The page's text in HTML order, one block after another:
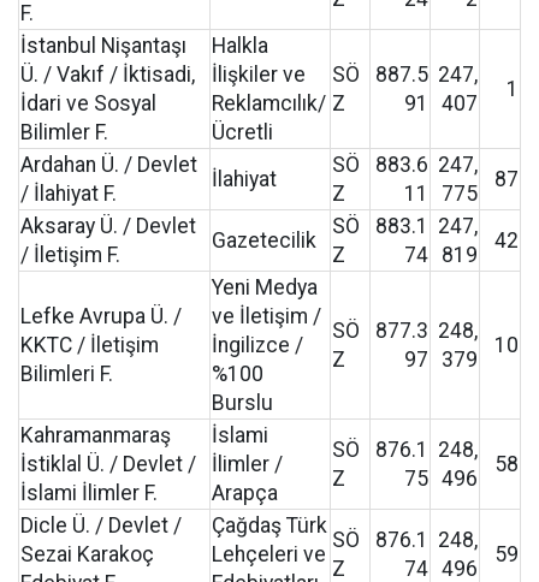
F.
İstanbul Nişantaşı
Ü. / Vakıf / İktisadi,
İdari ve Sosyal
Bilimler F.
Halkla
İlişkiler ve
Reklamcılık/
Ücretli
SÖ
Z
887.5
91
247,
407
1
Ardahan Ü. / Devlet
/ İlahiyat F.
İlahiyat
SÖ
Z
883.6
11
247,
775
87
Aksaray Ü. / Devlet
/ İletişim F.
Gazetecilik
SÖ
Z
883.1
74
247,
819
42
Lefke Avrupa Ü. /
KKTC / İletişim
Bilimleri F.
Yeni Medya
ve İletişim /
İngilizce /
%100
Burslu
SÖ
Z
877.3
97
248,
379
10
Kahramanmaraş
İstiklal Ü. / Devlet /
İslami İlimler F.
İslami
İlimler /
Arapça
SÖ
Z
876.1
75
248,
496
58
Dicle Ü. / Devlet /
Sezai Karakoç
Çağdaş Türk
Lehçeleri ve
SÖ
Z
876.1
74
248,
496
59